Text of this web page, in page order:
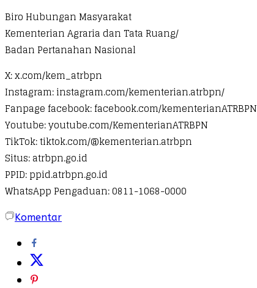
Biro Hubungan Masyarakat
Kementerian Agraria dan Tata Ruang/
Badan Pertanahan Nasional
X: x.com/kem_atrbpn
Instagram: instagram.com/kementerian.atrbpn/
Fanpage facebook: facebook.com/kementerianATRBPN
Youtube: youtube.com/KementerianATRBPN
TikTok: tiktok.com/@kementerian.atrbpn
Situs: atrbpn.go.id
PPID: ppid.atrbpn.go.id
WhatsApp Pengaduan: 0811-1068-0000​
Komentar